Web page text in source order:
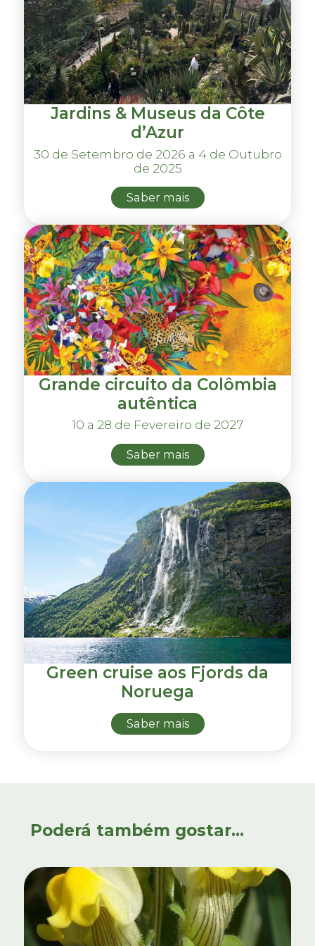
Jardins & Museus da Côte
d’Azur
30 de Setembro de 2026 a 4 de Outubro
de 2025
Saber mais
Grande circuito da Colômbia
autêntica
10 a 28 de Fevereiro de 2027
Saber mais
Green cruise aos Fjords da
Noruega
Saber mais
Poderá também gostar...